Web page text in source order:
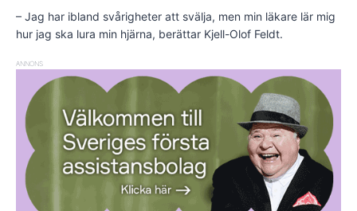
– Jag har ibland svårigheter att svälja, men min läkare lär mig
hur jag ska lura min hjärna, berättar Kjell-Olof Feldt.
ANNONS